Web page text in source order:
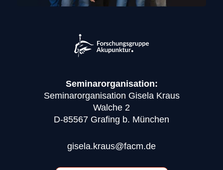
Seminarorganisation:
Seminarorganisation Gisela Kraus
Walche 2
D-85567 Grafing b. München
gisela.kraus@facm.de